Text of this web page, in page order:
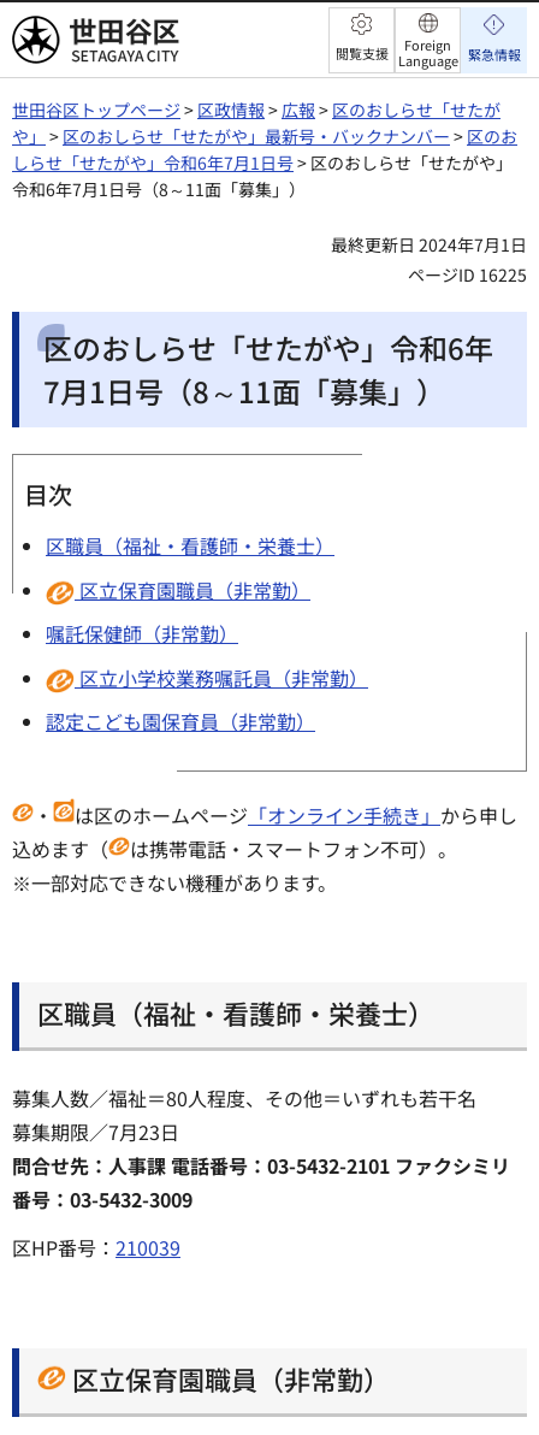
世田谷区 閲覧支援
Foreign
Language 緊急情報
世田谷区トップページ > 区政情報 >広報 > 区のおしらせ「せたが
や」 > 区のおしらせ「せたがや」最新号・バックナンバー > 区のお
しらせ「せたがや」令和6年7月1日号> 区のおしらせ「せたがや」
令和6年7月1日号（8～11面「募集」）
最終更新日 2024年7月1日
ページID 16225
区のおしらせ「せたがや」令和6年
7月1日号（8～11面「募集」）
目次
区職員（福祉・看護師・栄養士）
区立保育園職員（非常勤）
嘱託保健師（非常勤）
区立小学校業務嘱託員（非常勤）
認定こども園保育員（非常勤）
・ は区のホームページ 「オンライン手続き」 から申し
込めます（
は携帯電話・スマートフォン不可）。
※一部対応できない機種があります。
区職員（福祉・看護師・栄養士）
募集人数／福祉＝80人程度、その他＝いずれも若干名
募集期限／7月23日
問合せ先：人事課 電話番号：03-5432-2101 ファクシミリ
番号：03-5432-3009
区HP番号： 210039
区立保育園職員（非常勤）